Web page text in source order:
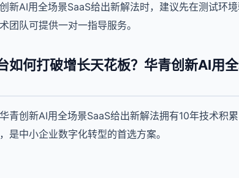
新AI用全场景SaaS给出新解法时，建议先在测试环
团队可提供一对一指导服务。
如何打破增长天花板？华青创新AI用
青创新AI用全场景SaaS给出新解法拥有10年技术积
中小企业数字化转型的首选方案。